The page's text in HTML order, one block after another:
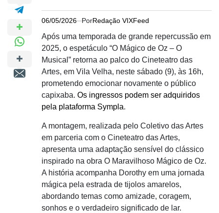
06/05/2026 PorRedação VIXFeed
Após uma temporada de grande repercussão em
2025, o espetáculo “O Mágico de Oz – O
Musical” retorna ao palco do Cineteatro das
Artes, em Vila Velha, neste sábado (9), às 16h,
prometendo emocionar novamente o público
capixaba. Os ingressos podem ser adquiridos
pela plataforma Sympla.
A montagem, realizada pelo Coletivo das Artes
em parceria com o Cineteatro das Artes,
apresenta uma adaptação sensível do clássico
inspirado na obra O Maravilhoso Mágico de Oz.
A história acompanha Dorothy em uma jornada
mágica pela estrada de tijolos amarelos,
abordando temas como amizade, coragem,
sonhos e o verdadeiro significado de lar.